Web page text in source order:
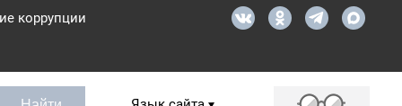
коррупции